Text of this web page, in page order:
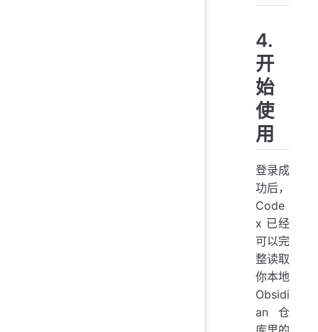
4.
开
始
使
用
登录成
功后，
Code
x 已经
可以完
整读取
你本地
Obsidi
an 仓